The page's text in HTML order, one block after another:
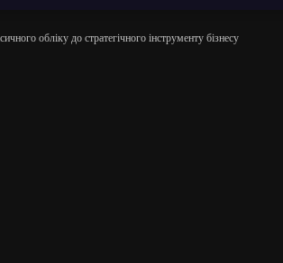
обліку до стратегічного інструменту бізнесу